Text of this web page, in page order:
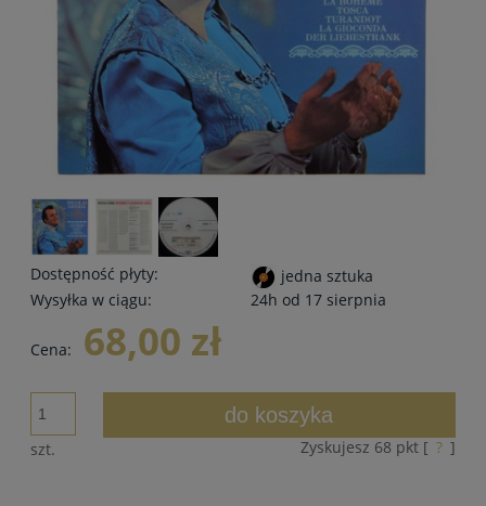
Dostępność płyty:
jedna sztuka
Wysyłka w ciągu:
24h od 17 sierpnia
Cena: 68,00 zł
szt.
do koszyka
Zyskujesz 68 pkt [ ? ]